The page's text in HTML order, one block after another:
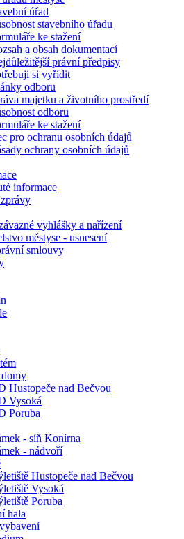
úřad
stavebního úřadu
ke stažení
a obsah dokumentací
právní předpisy
si vyřídit
odboru
majetku a životního prostředí
odboru
ke stažení
pro ochranu osobních údajů
ochrany osobních údajů
informace
vyhlášky a nařízení
městyse - usnesení
smlouvy
Hustopeče nad Bečvou
Vysoká
Poruba
- síň Konírna
- nádvoří
Hustopeče nad Bečvou
Vysoká
Poruba
hala